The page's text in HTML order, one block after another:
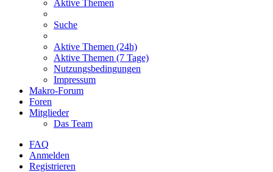
Aktive Themen
Suche
Aktive Themen (24h)
Aktive Themen (7 Tage)
Nutzungsbedingungen
Impressum
Makro-Forum
Foren
Mitglieder
Das Team
FAQ
Anmelden
Registrieren